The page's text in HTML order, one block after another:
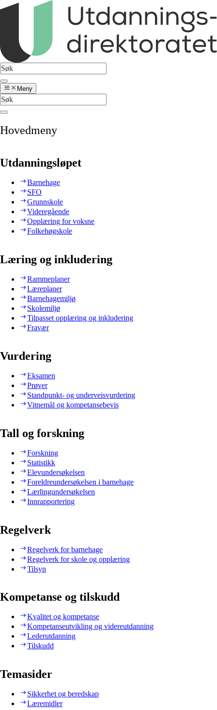
Meny
Hovedmeny
Utdanningsløpet
Barnehage
SFO
Grunnskole
Videregående
Opplæring for voksne
Folkehøgskole
Læring og inkludering
Rammeplaner
Læreplaner
Barnehagemiljø
Skolemiljø
Tilpasset opplæring og inkludering
Fravær
Vurdering
Eksamen
Prøver
Standpunkt- og underveisvurdering
Vitnemål og kompetansebevis
Tall og forskning
Forskning
Statistikk
Elevundersøkelsen
Foreldreundersøkelsen i barnehage
Lærlingundersøkelsen
Innrapportering
Regelverk
Regelverk for barnehage
Regelverk for skole og opplæring
Tilsyn
Kompetanse og tilskudd
Kvalitet og kompetanse
Kompetanseutvikling og videreutdanning
Lederutdanning
Tilskudd
Temasider
Sikkerhet og beredskap
Læremidler